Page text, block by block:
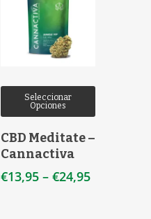
Seleccionar
Opciones
CBD Meditate –
Cannactiva
€13,95 – €24,95